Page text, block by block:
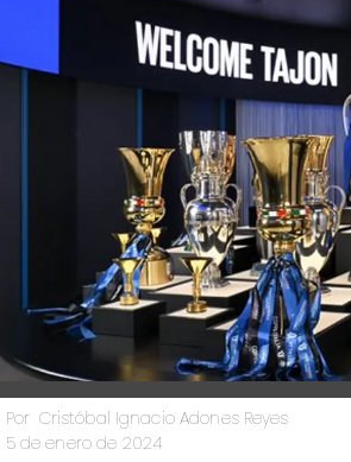
Cristóbal Ignacio Adones Reyes
Por
5 de enero de 2024